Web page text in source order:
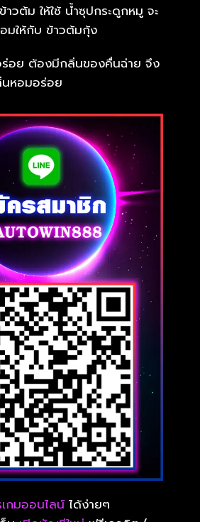
วต้ม ให้ใช้ น้ำซุปกระดูกหมู จะ
มให้กับ ข้าวต้มกุ้ง
อย ต้องมีกลิ่นของคื่นฉ่าย จึง
นหอมอร่อย
กมออนไลน์ได้ง่ายๆ